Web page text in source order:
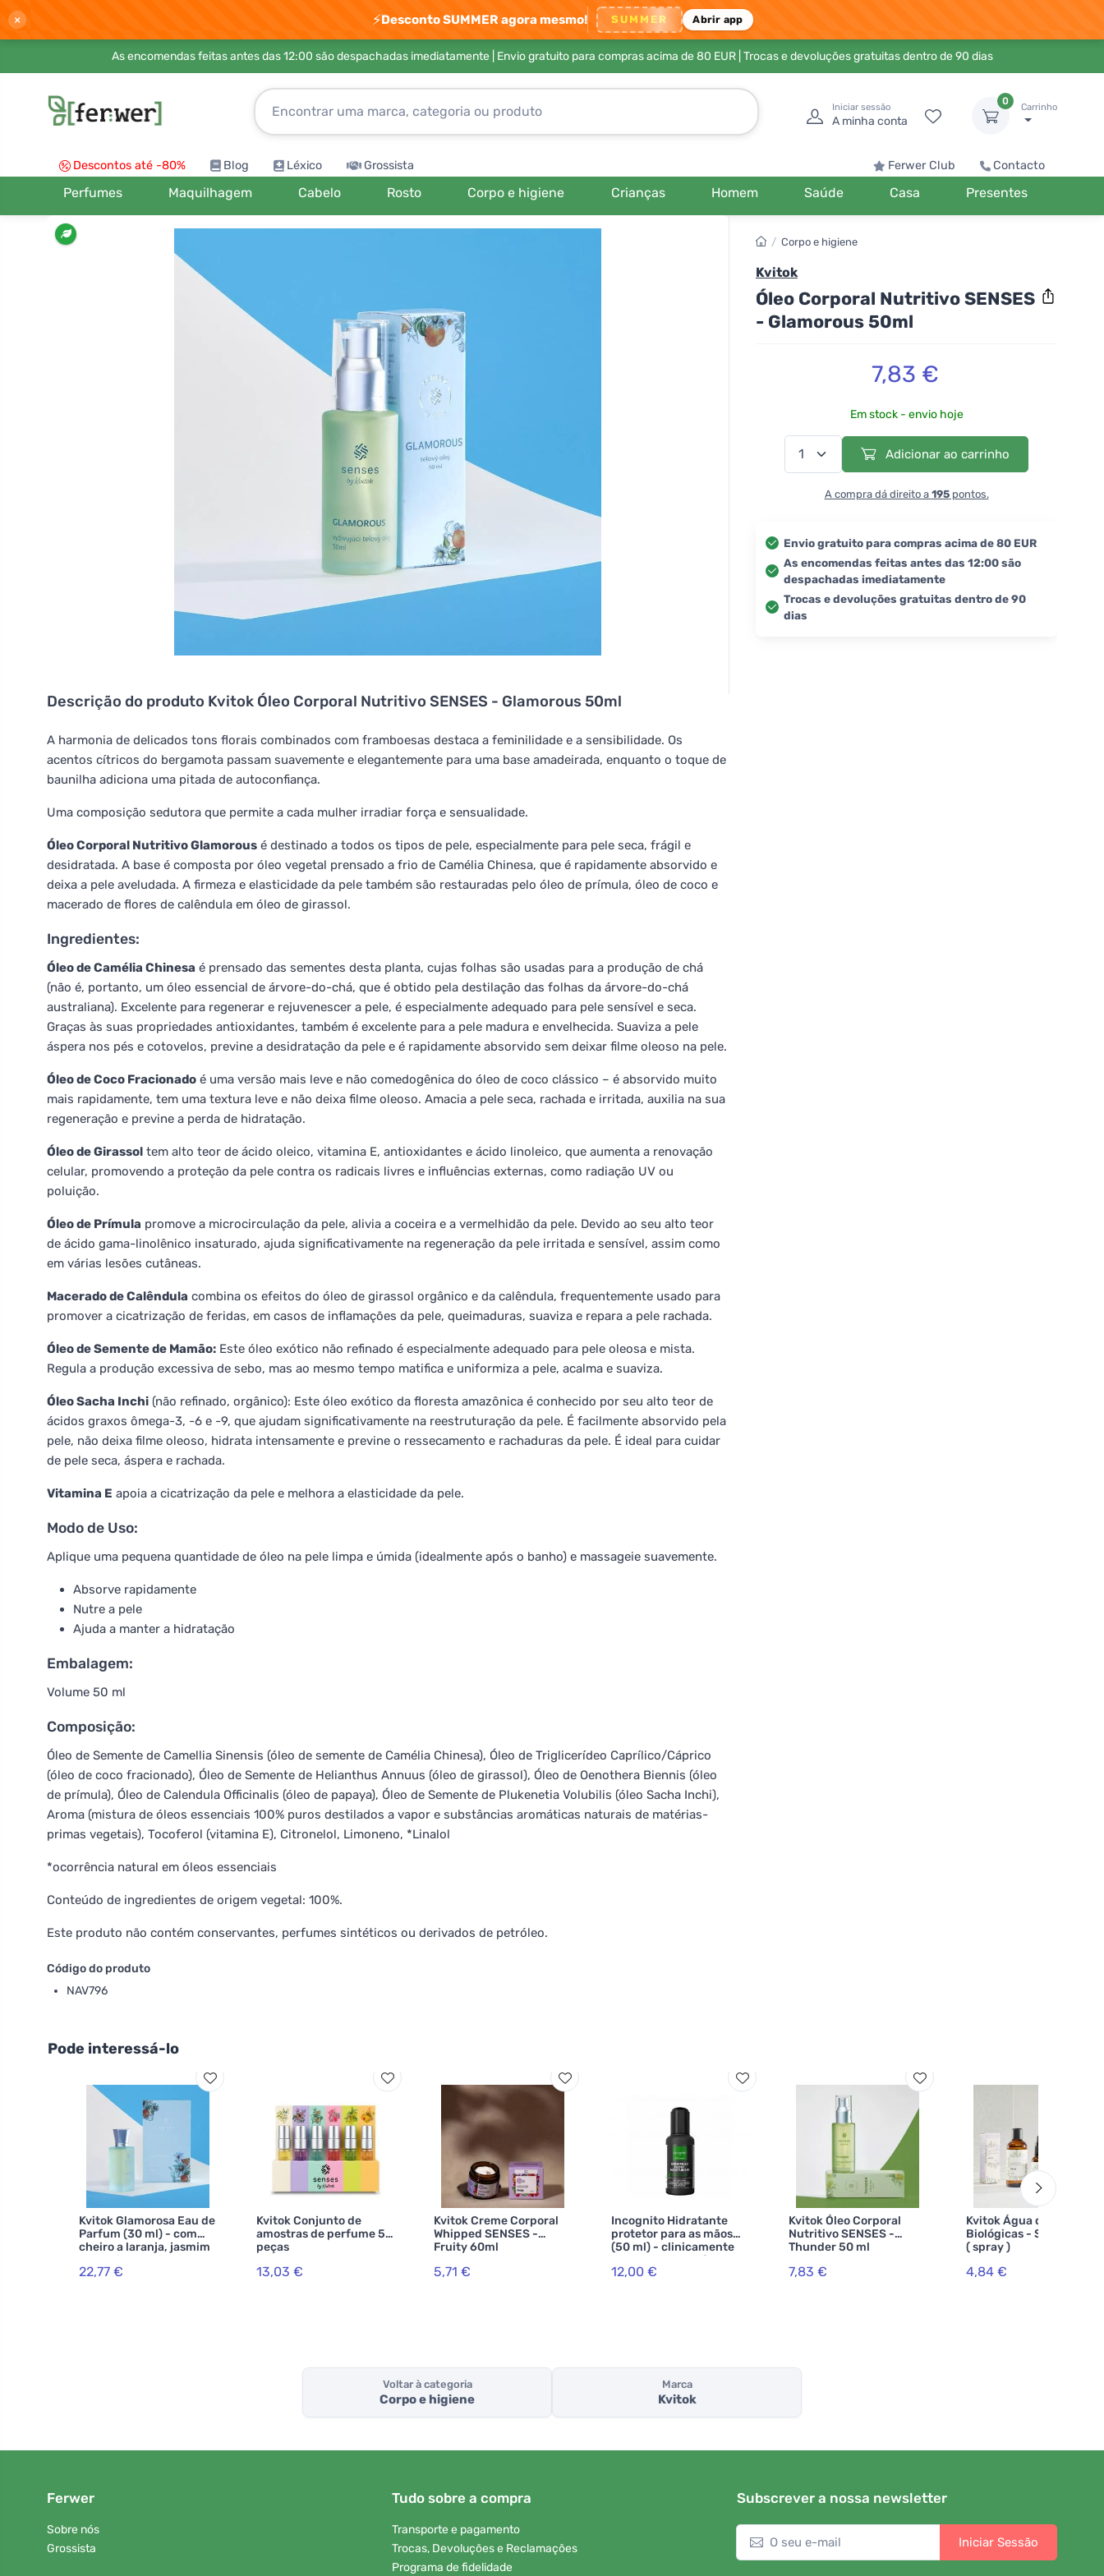
× ⚡Desconto SUMMER agora mesmo! SUMMER Abrir app
As encomendas feitas antes das 12:00 são despachadas imediatamente | Envio gratuito para compras acima de 80 EUR| Trocas e devoluções gratuitas dentro de 90 dias
Iniciar sessão
A minha conta
0
Carrinho
Descontos até -80% Blog Léxico Grossista Ferwer Club Contacto
Perfumes Maquilhagem Cabelo Rosto Corpo e higiene Crianças Homem Saúde Casa Presentes
Descrição do produto Kvitok Óleo Corporal Nutritivo SENSES - Glamorous 50ml
A harmonia de delicados tons florais combinados com framboesas destaca a feminilidade e a sensibilidade. Os
acentos cítricos do bergamota passam suavemente e elegantemente para uma base amadeirada, enquanto o toque de
baunilha adiciona uma pitada de autoconfiança.
Uma composição sedutora que permite a cada mulher irradiar força e sensualidade.
Óleo Corporal Nutritivo Glamorous é destinado a todos os tipos de pele, especialmente para pele seca, frágil e
desidratada. A base é composta por óleo vegetal prensado a frio de Camélia Chinesa, que é rapidamente absorvido e
deixa a pele aveludada. A firmeza e elasticidade da pele também são restauradas pelo óleo de prímula, óleo de coco e
macerado de flores de calêndula em óleo de girassol.
Ingredientes:
Óleo de Camélia Chinesa é prensado das sementes desta planta, cujas folhas são usadas para a produção de chá
(não é, portanto, um óleo essencial de árvore-do-chá, que é obtido pela destilação das folhas da árvore-do-chá
australiana). Excelente para regenerar e rejuvenescer a pele, é especialmente adequado para pele sensível e seca.
Graças às suas propriedades antioxidantes, também é excelente para a pele madura e envelhecida. Suaviza a pele
áspera nos pés e cotovelos, previne a desidratação da pele e é rapidamente absorvido sem deixar filme oleoso na pele.
Óleo de Coco Fracionado é uma versão mais leve e não comedogênica do óleo de coco clássico – é absorvido muito
mais rapidamente, tem uma textura leve e não deixa filme oleoso. Amacia a pele seca, rachada e irritada, auxilia na sua
regeneração e previne a perda de hidratação.
Óleo de Girassol tem alto teor de ácido oleico, vitamina E, antioxidantes e ácido linoleico, que aumenta a renovação
celular, promovendo a proteção da pele contra os radicais livres e influências externas, como radiação UV ou
poluição.
Óleo de Prímula promove a microcirculação da pele, alivia a coceira e a vermelhidão da pele. Devido ao seu alto teor
de ácido gama-linolênico insaturado, ajuda significativamente na regeneração da pele irritada e sensível, assim como
em várias lesões cutâneas.
Macerado de Calêndula combina os efeitos do óleo de girassol orgânico e da calêndula, frequentemente usado para
promover a cicatrização de feridas, em casos de inflamações da pele, queimaduras, suaviza e repara a pele rachada.
Óleo de Semente de Mamão: Este óleo exótico não refinado é especialmente adequado para pele oleosa e mista.
Regula a produção excessiva de sebo, mas ao mesmo tempo matifica e uniformiza a pele, acalma e suaviza.
Óleo Sacha Inchi (não refinado, orgânico): Este óleo exótico da floresta amazônica é conhecido por seu alto teor de
ácidos graxos ômega-3, -6 e -9, que ajudam significativamente na reestruturação da pele. É facilmente absorvido pela
pele, não deixa filme oleoso, hidrata intensamente e previne o ressecamento e rachaduras da pele. É ideal para cuidar
de pele seca, áspera e rachada.
Vitamina E apoia a cicatrização da pele e melhora a elasticidade da pele.
Modo de Uso:
Aplique uma pequena quantidade de óleo na pele limpa e úmida (idealmente após o banho) e massageie suavemente.
Absorve rapidamente
Nutre a pele
Ajuda a manter a hidratação
Embalagem:
Volume 50 ml
Composição:
Óleo de Semente de Camellia Sinensis (óleo de semente de Camélia Chinesa), Óleo de Triglicerídeo Caprílico/Cáprico
(óleo de coco fracionado), Óleo de Semente de Helianthus Annuus (óleo de girassol), Óleo de Oenothera Biennis (óleo
de prímula), Óleo de Calendula Officinalis (óleo de papaya), Óleo de Semente de Plukenetia Volubilis (óleo Sacha Inchi),
Aroma (mistura de óleos essenciais 100% puros destilados a vapor e substâncias aromáticas naturais de matérias-
primas vegetais), Tocoferol (vitamina E), Citronelol, Limoneno, *Linalol
*ocorrência natural em óleos essenciais
Conteúdo de ingredientes de origem vegetal: 100%.
Este produto não contém conservantes, perfumes sintéticos ou derivados de petróleo.
Código do produto
NAV796
/ Corpo e higiene
Kvitok
Óleo Corporal Nutritivo SENSES
- Glamorous 50ml
7,83 €
Em stock - envio hoje
Adicionar ao carrinho
A compra dá direito a 195pontos.
Envio gratuito para compras acima de 80 EUR
As encomendas feitas antes das 12:00 são
despachadas imediatamente
Trocas e devoluções gratuitas dentro de 90
dias
Pode interessá-lo
Kvitok Glamorosa Eau de
Parfum (30 ml) - com
cheiro a laranja, jasmim
e baunilha
22,77 €
Kvitok Conjunto de
amostras de perfume 5
peças
13,03 €
Kvitok Creme Corporal
Whipped SENSES -
Fruity 60ml
5,71 €
Incognito Hidratante
protetor para as mãos
(50 ml) - clinicamente
testado contra vírus
12,00 €
Kvitok Óleo Corporal
Nutritivo SENSES -
Thunder 50 ml
7,83 €
Kvitok Água de Ervas
Biológicas - Sálvia 30 ml
( spray )
4,84 €
Voltar à categoria
Corpo e higiene
Marca
Kvitok
Ferwer
Sobre nós
Grossista
Tudo sobre a compra
Transporte e pagamento
Trocas, Devoluções e Reclamações
Programa de fidelidade
Subscrever a nossa newsletter
Iniciar Sessão